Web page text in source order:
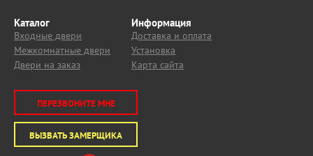
Каталог
Входные двери
Межкомнатные двери
Двери на заказ
Информация
Доставка и оплата
Установка
Карта сайта
ПЕРЕЗВОНИТЕ МНЕ
ВЫЗВАТЬ ЗАМЕРЩИКА